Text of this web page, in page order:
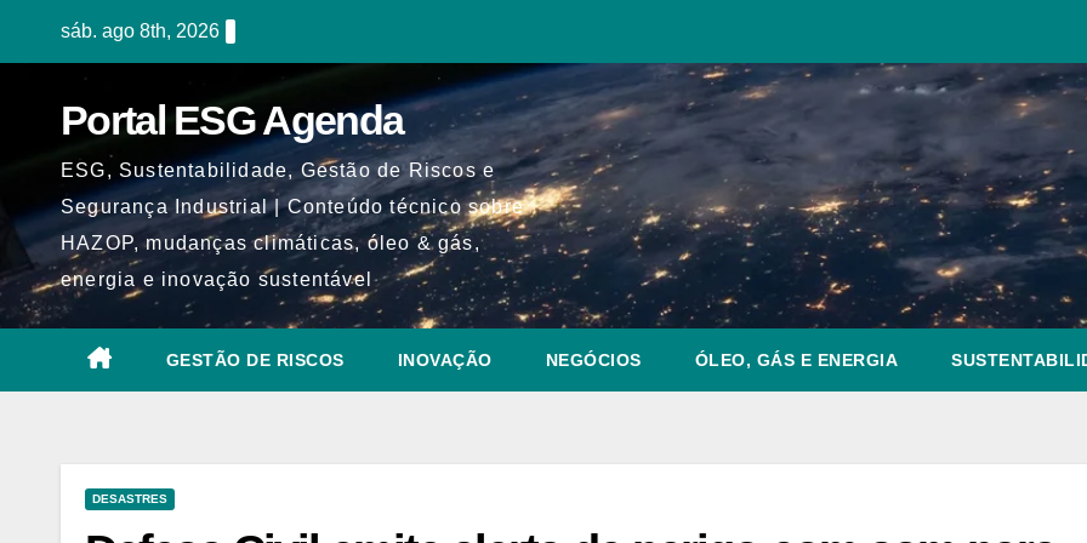
sáb. ago 8th, 2026
Portal ESG Agenda
ESG, Sustentabilidade, Gestão de Riscos e
Segurança Industrial | Conteúdo técnico sobre
HAZOP, mudanças climáticas, óleo & gás,
energia e inovação sustentável
GESTÃO DE RISCOS INOVAÇÃO NEGÓCIOS ÓLEO, GÁS E ENERGIA
DESASTRES